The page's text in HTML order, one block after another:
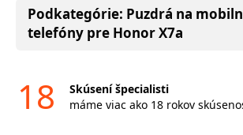
Podkategórie: Puzdrá na
telefóny pre Honor X7a
18
Skúsení špecialisti
máme viac ako 18 rokov